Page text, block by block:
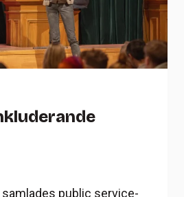
public service-